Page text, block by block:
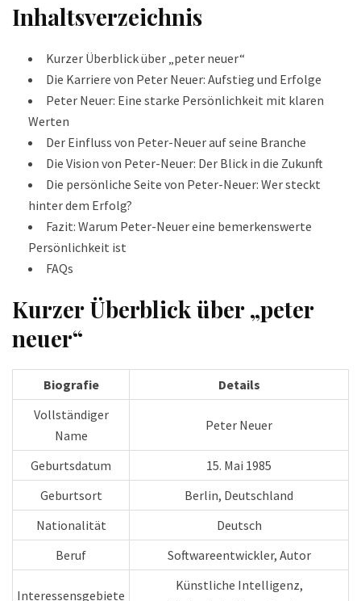
Inhaltsverzeichnis
Kurzer Überblick über „peter neuer“
Die Karriere von Peter Neuer: Aufstieg und Erfolge
Peter Neuer: Eine starke Persönlichkeit mit klaren
Werten
Der Einfluss von Peter-Neuer auf seine Branche
Die Vision von Peter-Neuer: Der Blick in die Zukunft
Die persönliche Seite von Peter-Neuer: Wer steckt
hinter dem Erfolg?
Fazit: Warum Peter-Neuer eine bemerkenswerte
Persönlichkeit ist
FAQs
Kurzer Überblick über „peter
neuer“
Biografie
Details
Vollständiger
Name
Peter Neuer
Geburtsdatum
15. Mai 1985
Geburtsort
Berlin, Deutschland
Nationalität
Deutsch
Beruf
Softwareentwickler, Autor
Interessensgebiete
Künstliche Intelligenz,